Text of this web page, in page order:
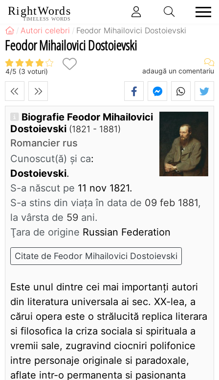
RightWords
TIMELESS WORDS
Autori celebri Feodor Mihailovici Dostoievski
Feodor Mihailovici Dostoievski
4/5 (3 voturi) adaugă un comentariu
Biografie Feodor Mihailovici
Dostoievski (1821 - 1881)
Romancier rus
Cunoscut(ă) și ca:
Dostoievski.
S-a născut pe 11 nov 1821.
S-a stins din viaţa în data de 09 feb 1881,
la vârsta de 59 ani.
Ţara de origine Russian Federation
Citate de Feodor Mihailovici Dostoievski
Este unul dintre cei mai importanți autori
din literatura universala ai sec. XX-lea, a
cărui opera este o strălucită replica literara
si filosofica la criza sociala si spirituala a
vremii sale, zugravind ciocniri polifonice
intre personaje originale si paradoxale,
aflate intr-o permanenta si pasionanta